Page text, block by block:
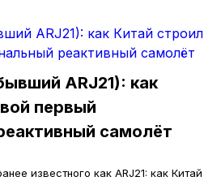
ARJ21): как
первый
самолёт
известного как ARJ21: как Китай